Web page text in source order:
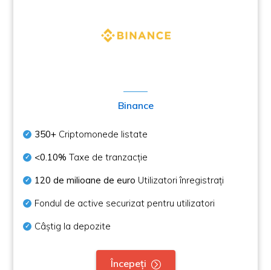
Binance
350+ Criptomonede listate
<0.10% Taxe de tranzacție
120 de milioane de euro Utilizatori înregistrați
Fondul de active securizat pentru utilizatori
Câștig la depozite
Începeți